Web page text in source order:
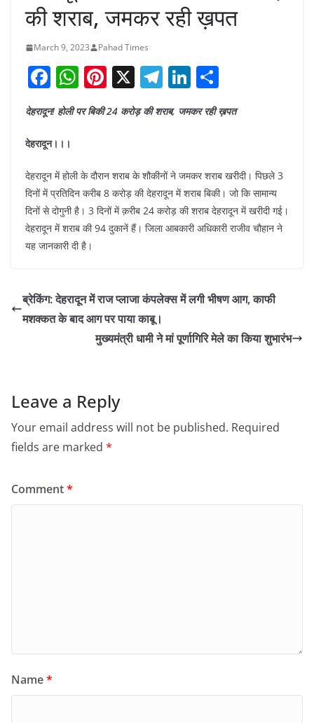
की शराब, जमकर रही ख़पत
March 9, 2023 Pahad Times
F
c
e
b
o
o
k
W
h
at
A
p
p
Pi
er
st
X T
e
a
m
Li
k
dI
n
ar
देहरादून! होली पर बिकी 24 करोड़ की शराब, जमकर रही ख़पत
देहरादून।।।
देहरादून में होली के दौरान शराब के शौकीनों ने जमकर शराब खरीदी। पिछले 3
दिनों में प्रतिदिन करीब 8 करोड़ की देहरादून में शराब बिकी। जो कि सामान्य
दिनों से दोगुनी है। 3 दिनों में क़रीब 24 करोड़ की शराब देहरादून में खरीदी गई।
देहरादून में शराब की 94 दुकानें हैं। जिला आबकारी अधिकारी राजीव चौहान ने
यह जानकारी दी है।
ब्रेकिंग: देहरादून में राज प्लाजा कंपलेक्स में लगी भीषण आग, काफी
मशक्कत के बाद आग पर पाया काबू।
मुख्यमंत्री धामी ने मां पूर्णागिरि मेले का किया शुभारंभ
Leave a Reply
Your email address will not be published. Required
fields are marked *
Comment*
Name*